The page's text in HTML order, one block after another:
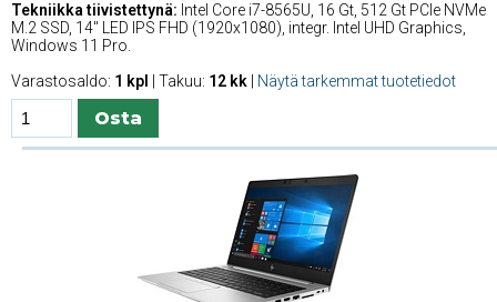
Tekniikka tiivistettynä: Intel Core i7-8565U, 16 Gt, 512 Gt PCIe NVMe
M.2 SSD, 14'' LED IPS FHD (1920x1080), integr. Intel UHD Graphics,
Windows 11 Pro.
Varastosaldo: 1 kpl | Takuu: 12 kk Näytä tarkemmat tuotetiedot